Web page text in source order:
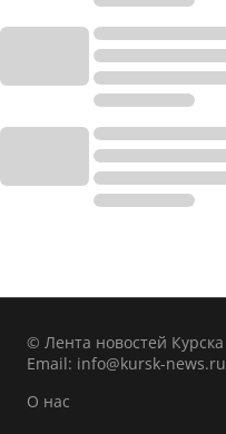
© Лента новостей Курска
Email: info@kursk-news.ru
О нас